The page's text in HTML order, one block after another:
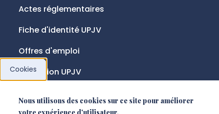
Actes réglementaires
Fiche d'identité UPJV
Offres d'emploi
Fondation UPJV
NOUS SUIVRE
Cookies
Nous utilisons des cookies sur ce site pour améliorer